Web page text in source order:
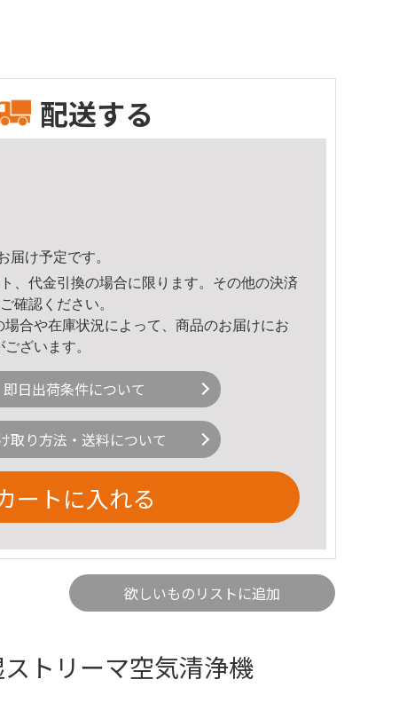
配送する
届け予定です。
、代金引換の場合に限ります。その他の決済
確認ください。
合や在庫状況によって、商品のお届けにお
ざいます。
即日出荷条件について
取り方法・送料について
ートに入れる
欲しいものリストに追加
トリーマ空気清浄機